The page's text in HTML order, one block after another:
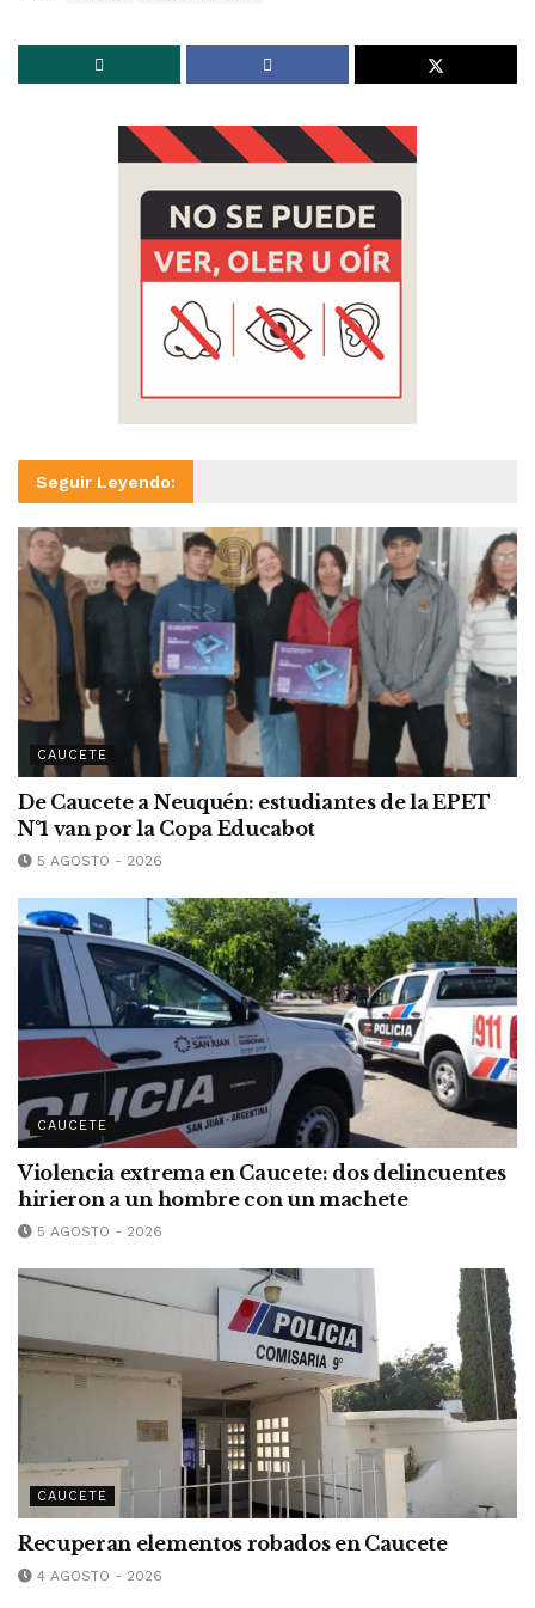
Seguir Leyendo:
CAUCETE
De Caucete a Neuquén: estudiantes de la EPET
N°1 van por la Copa Educabot
5 AGOSTO - 2026
CAUCETE
Violencia extrema en Caucete: dos delincuentes
hirieron a un hombre con un machete
5 AGOSTO - 2026
CAUCETE
Recuperan elementos robados en Caucete
4 AGOSTO - 2026